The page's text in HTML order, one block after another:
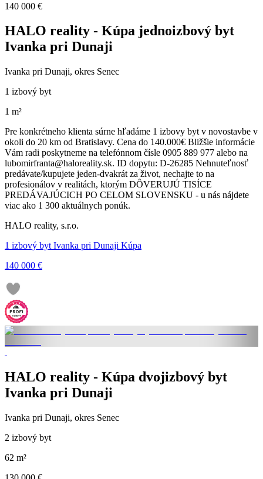
140 000 €
HALO reality - Kúpa jednoizbový byt
Ivanka pri Dunaji
Ivanka pri Dunaji, okres Senec
1 izbový byt
1 m²
Pre konkrétneho klienta súrne hľadáme 1 izbovy byt v novostavbe v
okoli do 20 km od Bratislavy. Cena do 140.000€ Bližšie informácie
Vám radi poskytneme na telefónnom čísle 0905 889 977 alebo na
lubomirfranta@haloreality.sk. ID dopytu: D-26285 Nehnuteľnosť
predávate/kupujete jeden-dvakrát za život, nechajte to na
profesionálov v realitách, ktorým DÔVERUJÚ TISÍCE
PREDÁVAJÚCICH PO CELOM SLOVENSKU - u nás nájdete
viac ako 1 300 aktuálnych ponúk.
HALO reality, s.r.o.
1 izbový byt Ivanka pri Dunaji Kúpa
140 000 €
HALO reality - Kúpa dvojizbový byt
Ivanka pri Dunaji
Ivanka pri Dunaji, okres Senec
2 izbový byt
62 m²